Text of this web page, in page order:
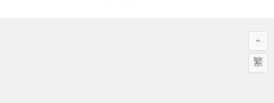
繁